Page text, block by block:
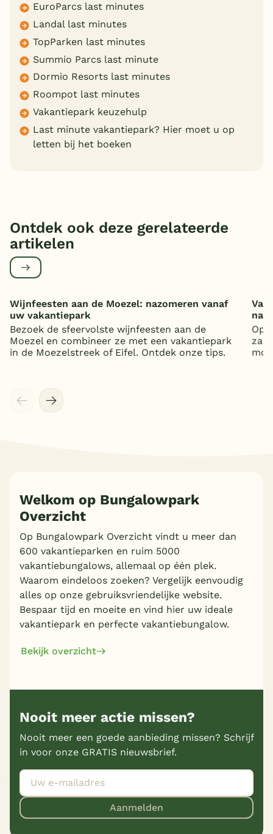
EuroParcs last minutes
Landal last minutes
TopParken last minutes
Summio Parcs last minute
Dormio Resorts last minutes
Roompot last minutes
Vakantiepark keuzehulp
Last minute vakantiepark? Hier moet u op
letten bij het boeken
Ontdek ook deze gerelateerde
artikelen
Wijnfeesten aan de Moezel: nazomeren vanaf
uw vakantiepark
Bezoek de sfeervolste wijnfeesten aan de
Moezel en combineer ze met een vakantiepark
in de Moezelstreek of Eifel. Ontdek onze tips.
Op
Welkom op Bungalowpark
Overzicht
Op Bungalowpark Overzicht vindt u meer dan
600 vakantieparken en ruim 5000
vakantiebungalows, allemaal op één plek.
Waarom eindeloos zoeken? Vergelijk eenvoudig
alles op onze gebruiksvriendelijke website.
Bespaar tijd en moeite en vind hier uw ideale
vakantiepark en perfecte vakantiebungalow.
Bekijk overzicht
Nooit meer actie missen?
Nooit meer een goede aanbieding missen? Schrijf
in voor onze GRATIS nieuwsbrief.
Aanmelden